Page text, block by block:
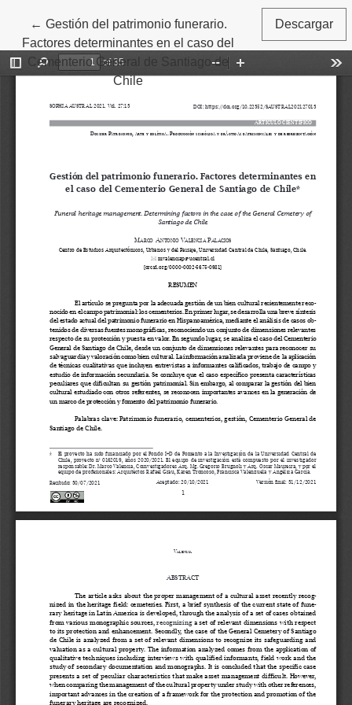
← Volver a los detalles del artículo
Gestión del patrimonio funerario.
Factores determinantes en el caso del
Cementerio General de Santiago de
Chile
Descargar